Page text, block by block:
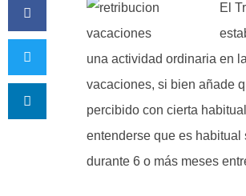
El
una actividad ordinaria en
vacaciones, si bien añade
percibido con cierta
entenderse que es
durante 6 o más meses